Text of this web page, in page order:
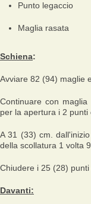
Punto legaccio
Maglia rasata
Schiena:
Avviare 82 (94) maglie
Continuare con
per la apertura i 2 punti
A 31 (33) cm.
della scollatura 1 volta
Chiudere i 25 (28)
Davanti: